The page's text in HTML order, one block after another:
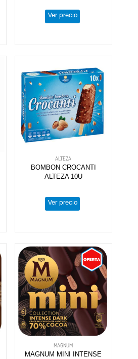
Ver precio
ALTEZA
BOMBON CROCANTI
ALTEZA 10U
Ver precio
MAGNUM
MAGNUM MINI INTENSE